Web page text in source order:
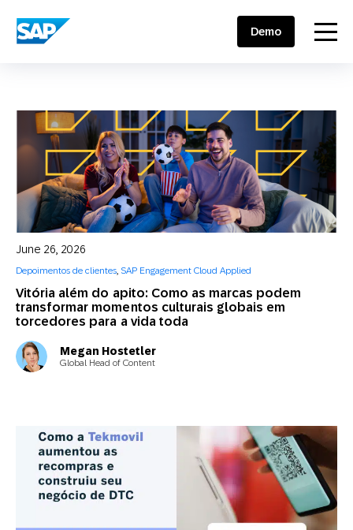
SAP ENGAGEMENT CLOUD menu
Demo
Vitória além do apito: Como as marcas podem
transformar momentos culturais globais em
torcedores para a vida toda
June 26, 2026
Depoimentos de clientes, SAP Engagement Cloud Applied
Megan Hostetler
Global Head of Content